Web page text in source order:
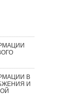
В
И